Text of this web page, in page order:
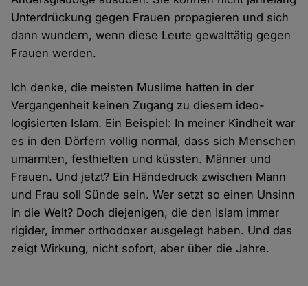
Unter­drückung gegen Frauen propagieren und sich
dann wundern, wenn diese Leute gewalt­tätig gegen
Frauen werden.
Ich denke, die meisten Muslime hatten in der
Vergangenheit keinen Zugang zu diesem ideo­
logisierten Islam. Ein Beispiel: In meiner Kind­heit war
es in den Dörfern völlig normal, dass sich Menschen
um­armten, fest­hielten und küssten. Männer und
Frauen. Und jetzt? Ein Hände­druck zwischen Mann
und Frau soll Sünde sein. Wer setzt so einen Unsinn
in die Welt? Doch die­jenigen, die den Islam immer
rigider, immer orthodoxer aus­gelegt haben. Und das
zeigt Wirkung, nicht sofort, aber über die Jahre.